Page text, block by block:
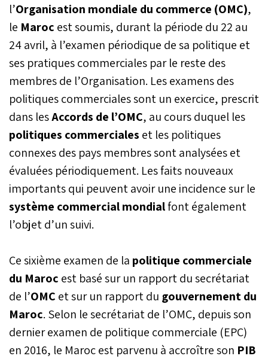
l’Organisation mondiale du commerce (OMC),
le Maroc est soumis, durant la période du 22 au
24 avril, à l’examen périodique de sa politique et
ses pratiques commerciales par le reste des
membres de l’Organisation. Les examens des
politiques commerciales sont un exercice, prescrit
dans lesAccords de l’OMC, au cours duquel les
politiques commerciales et les politiques
connexes des pays membres sont analysées et
évaluées périodiquement. Les faits nouveaux
importants qui peuvent avoir une incidence sur le
système commercial mondialfont également
l’objet d’un suivi.
Ce sixième examen de la politique commerciale
du Maroc est basé sur un rapport du secrétariat
de l’OMC et sur un rapport du gouvernement du
Maroc. Selon le secrétariat de l’OMC, depuis son
dernier examen de politique commerciale (EPC)
en 2016, le Maroc est parvenu à accroître son PIB